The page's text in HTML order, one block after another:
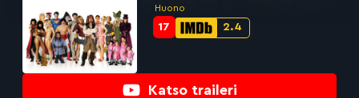
Katso traileri
Huono
IMDb-
2.4
Metascore-
17